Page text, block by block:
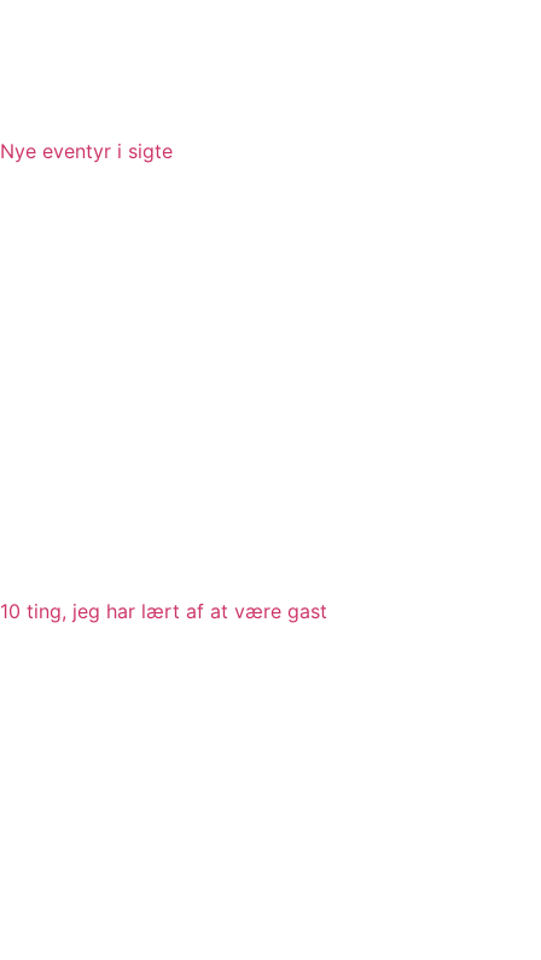
Nye eventyr i sigte
10 ting, jeg har lært af at være gast